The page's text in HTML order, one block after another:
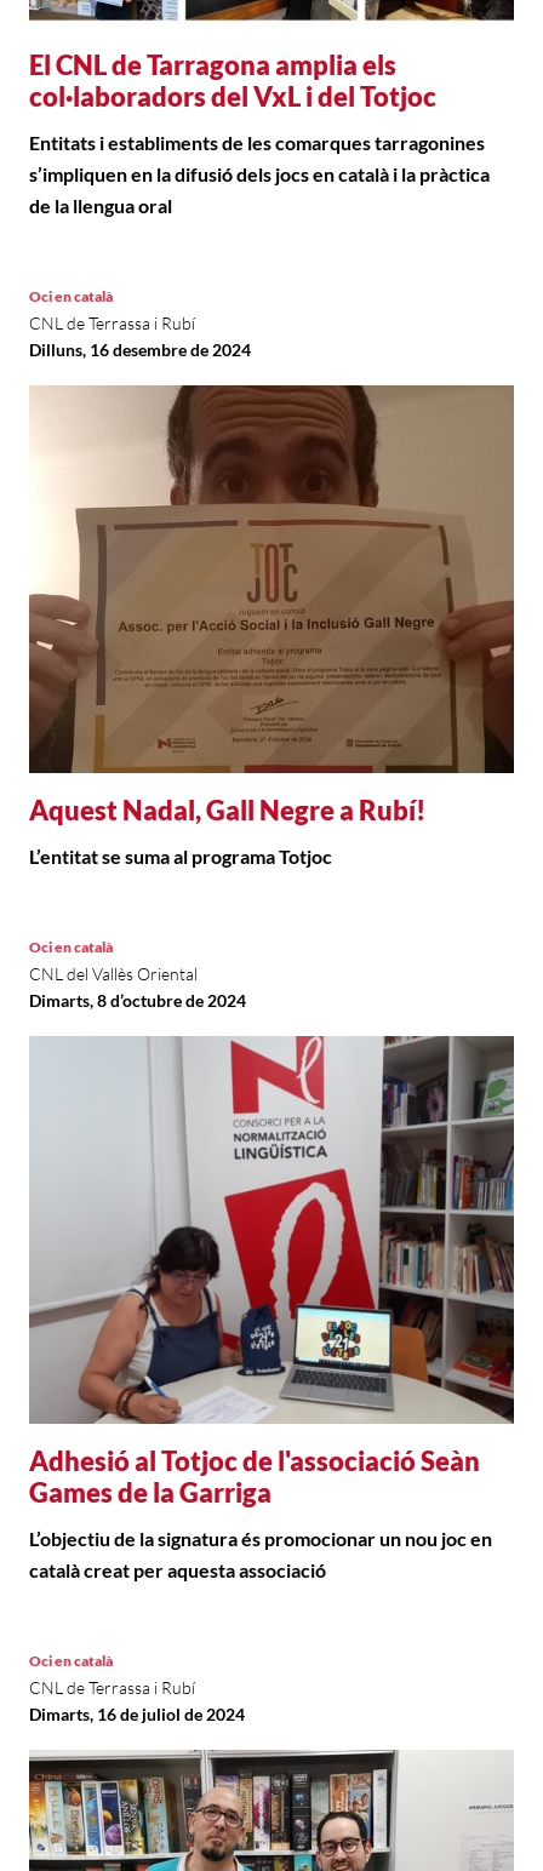
El CNL de Tarragona amplia els
col·laboradors del VxL i del Totjoc
Entitats i establiments de les comarques tarragonines
s’impliquen en la difusió dels jocs en català i la pràctica
de la llengua oral
Aquest Nadal, Gall Negre a Rubí!
Oci en català
CNL de Terrassa i Rubí
Dilluns, 16 desembre de 2024
L’entitat se suma al programa Totjoc
Adhesió al Totjoc de l'associació Seàn
Games de la Garriga
Oci en català
CNL del Vallès Oriental
Dimarts, 8 d’octubre de 2024
L’objectiu de la signatura és promocionar un nou joc en
català creat per aquesta associació
Oci en català
CNL de Terrassa i Rubí
Dimarts, 16 de juliol de 2024